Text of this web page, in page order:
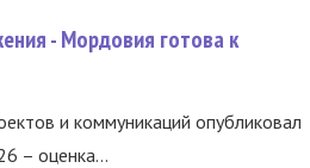
- Мордовия готова к
и коммуникаций опубликовал
– оценка...